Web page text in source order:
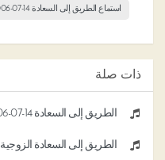
استماع الطريق إلى السعادة 14-07-2006
ذات صلة
الطريق إلى السعادة 14-07-2006
الطريق إلى السعادة الزوجية